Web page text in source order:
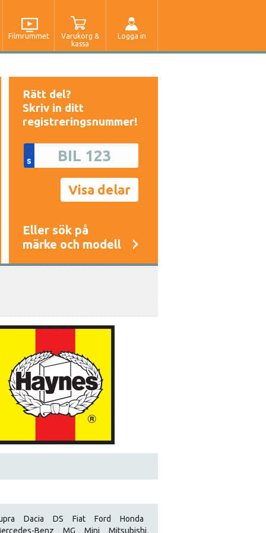
Filmrummet
Varukorg &
kassa
Logga in
Rätt del?
Skriv in ditt
registreringsnummer!
Eller sök på
märke och modell
Dacia DS Fiat Ford
Honda
Benz MG Mini
Mitsubishi